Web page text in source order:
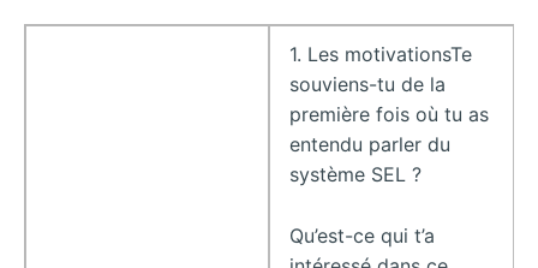
1. Les motivationsTe
souviens-tu de la
première fois où tu as
entendu parler du
système SEL ?
Qu’est-ce qui t’a